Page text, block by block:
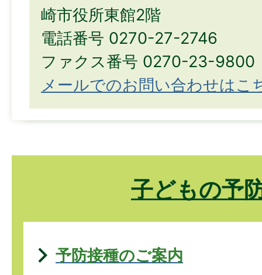
崎市役所東館2階
電話番号 0270-27-2746
ファクス番号 0270-23-9800
メールでのお問い合わせはこ
子どもの予
予防接種のご案内